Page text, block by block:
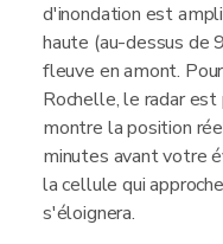
d'inondation est
haute (au-dessus de
fleuve en amont.
Rochelle, le radar
montre la position
minutes avant votre
la cellule qui
s'éloignera.